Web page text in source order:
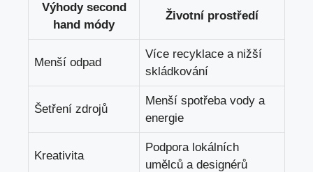
Výhody second
hand módy
Životní prostředí
Menší odpad
Více⁤ recyklace a ‌nižší⁢
skládkování
Šetření zdrojů
Menší spotřeba vody a‌
energie
Kreativita
Podpora​ lokálních⁢
umělců‌ a designérů